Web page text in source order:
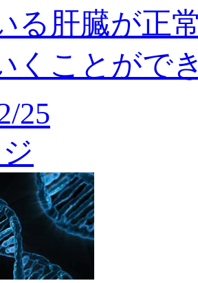
る肝臓が正
くことがで
25